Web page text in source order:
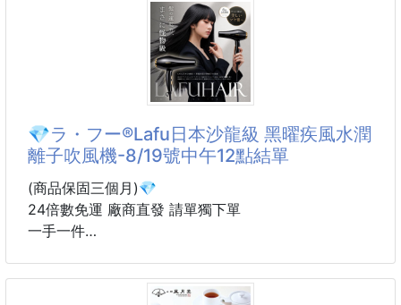
就是將這兩個元素巧妙融合在一起的產物。
煙燻魷魚在日本北海道享有盛名,新鮮的魷魚被熏製後,
肉質緊實爽口,風味獨特。
而在此基礎上加入奶酪,在燻製過程中奶酪會慢慢融化
覆蓋在魷魚上,然後在低溫下完全定型。
魚的風味產生完美化學反應,sequent層次豐富的滋味會
一層一層地在口腔中散開。
這道美食看似簡單,但技術含量甚高。
選用新鮮的魷魚和奶酪是關鍵,燻製的火候控制和時間
也至關重要。
💎ラ・フー®Lafu日本沙龍級 黑曜疾風水潤
離子吹風機-8/19號中午12點結單
(商品保固三個月)💎
24倍數免運 廠商直發 請單獨下單
一手一件
🔥⏩新品上市⏪🔥